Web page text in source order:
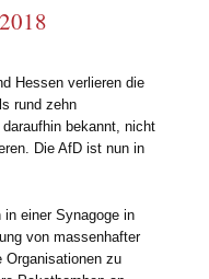
Hessen verlieren die
rund zehn
bekannt, nicht
Die AfD ist nun in
in einer Synagoge in
von massenhafter
Organisationen zu